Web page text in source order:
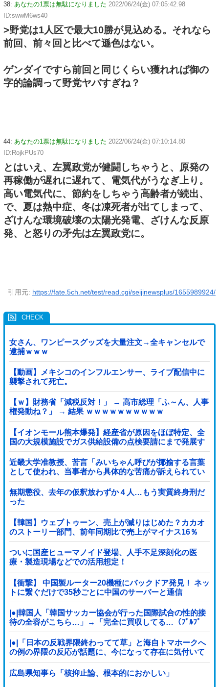
38: あなたの1票は無駄になりました 2022/06/24(金) 07:05:42.98
ID:swwM6ws40
>野党は1人区で最大10勝が見込める。それなら
前回、前々回と比べて遜色はない。
ゲンダイですら前回と同じくらい獲れれば御の
字的論調って野党ヤバすぎね？
44: あなたの1票は無駄になりました 2022/06/24(金) 07:10:14.80
ID:RojkPUs70
とはいえ、左翼政党が健闘しちゃうと、原発の
再稼働が遅れに遅れて、電気代がうなぎ上り。
高い電気代に、節約をしちゃう高齢者が続出、
で、夏は熱中症、冬は凍死者が出てしまって、
ざけんな環境破壊の太陽光発電、ざけんな反原
発、と怒りの矛先は左翼政党に。
引用元: https://fate.5ch.net/test/read.cgi/seijinewsplus/1655989924/
女さん、ワンピースグッズを大量注文→全キャンセルで
逮捕ｗｗｗ
【動画】メキシコのインフルエンサー、ライブ配信中に
襲撃されて死亡。
【ｗ】財務省「減税反対！」 → 高市総理「ふ～ん、人事
権発動ね？」 → 結果 ｗｗｗｗｗｗｗｗｗｗ
【イオンモール熊本爆発】経産省が原因をほぼ特定、全
国の大規模施設でガス供給設備の点検要請にまで発展す
る事態に・・・【PICKUP】
近畿大学准教授、苦言「みいちゃん呼びが揶揄する言葉
として使われ、当事者から具体的な苦痛が訴えられてい
る。文化芸術は人を傷つけてもよい。ただし、傷つけ方
がある」他
無期懲役、去年の仮釈放わずか４人…もう実質終身刑だ
った
【韓国】ウェブトゥーン、売上が減りはじめた？カカオ
のストーリー部門、前年同期比で売上がマイナス16％
ついに国産ヒューマノイド登場、人手不足深刻化の医
療・製造現場などでの活用想定！
【衝撃】 中国製ルーター20機種にバックドア発見！ ネッ
トに繋ぐだけで35秒ごとに中国のサーバーと通信
|●|韓国人「韓国サッカー協会が行った国際試合の性的接
待の全容がこちら…」→「完全に買収してる…（ﾌﾞﾙﾌﾞ
ﾙ」＝韓国の反応
|●|「日本の反戦界隈終わってて草」と海自トマホークへ
の例の界隈の反応が話題に、今になって存在に気付いて
しまった結果……
広島県知事ら「核抑止論、根本的におかしい」